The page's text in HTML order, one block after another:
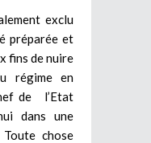
exclu
préparée et
fins de nuire
régime en
de l’Etat
dans une
chose